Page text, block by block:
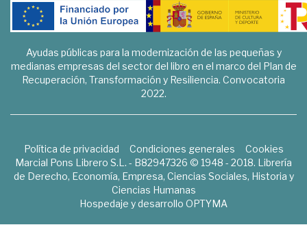
Ayudas públicas para la modernización de las pequeñas y
medianas empresas del sector del libro en el marco del Plan de
Recuperación, Transformación y Resiliencia. Convocatoria
2022.
Política de privacidad Condiciones generales
Cookies
Marcial Pons Librero S.L. - B82947326 © 1948 - 2018. Librería
de Derecho, Economía, Empresa, Ciencias Sociales, Historia y
Ciencias Humanas
Hospedaje y desarrollo OPTYMA